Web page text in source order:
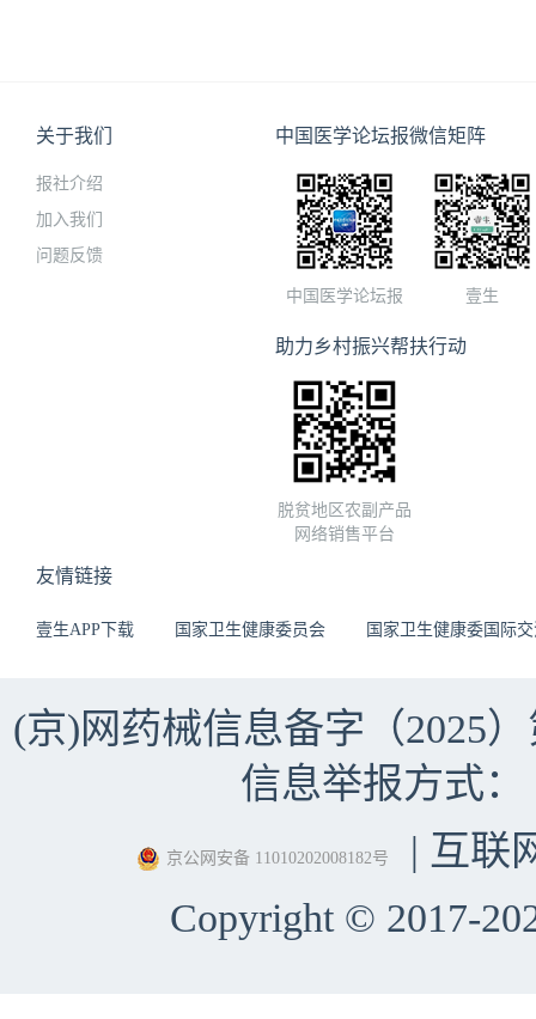
关于我们
报社介绍
加入我们
问题反馈
中国医学论坛报微信矩阵
中国医学论坛报 壹生
助力乡村振兴帮扶行动
脱贫地区农副产品
网络销售平台
友情链接
壹生APP下载 国家卫生健康委员会 国家卫生健康委国际
(京)网药械信息备字（2025
信息举报方式：
京公网安备 11010202008182号
| 互联
Copyright © 2017-